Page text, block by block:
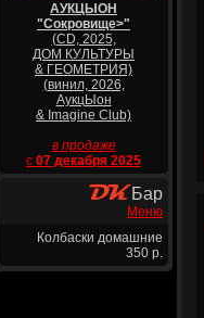
АУКЦЫОН
"Сокровище>"
(CD, 2025,
ДОМ КУЛЬТУРЫ
& ГЕОМЕТРИЯ)
(винил, 2026,
АукцЫон
& Imagine Club)
в продаже
с 07 декабря 2025
Бар
Меню
Колбаски домашние
350 р.